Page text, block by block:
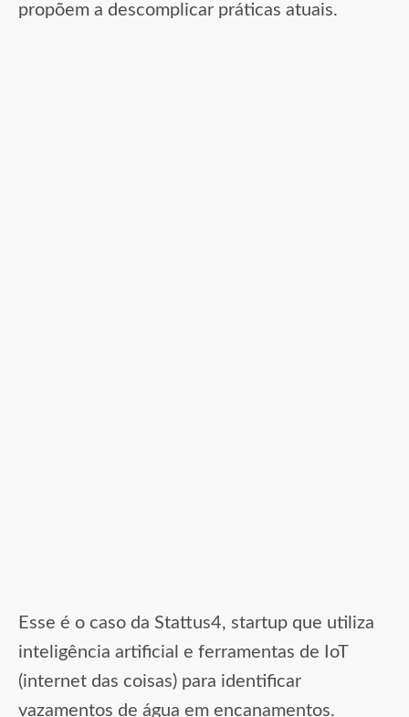
propõem a descomplicar práticas atuais.
Esse é o caso da Stattus4, startup que utiliza
inteligência artificial e ferramentas de IoT
(internet das coisas) para identificar
vazamentos de água em encanamentos.